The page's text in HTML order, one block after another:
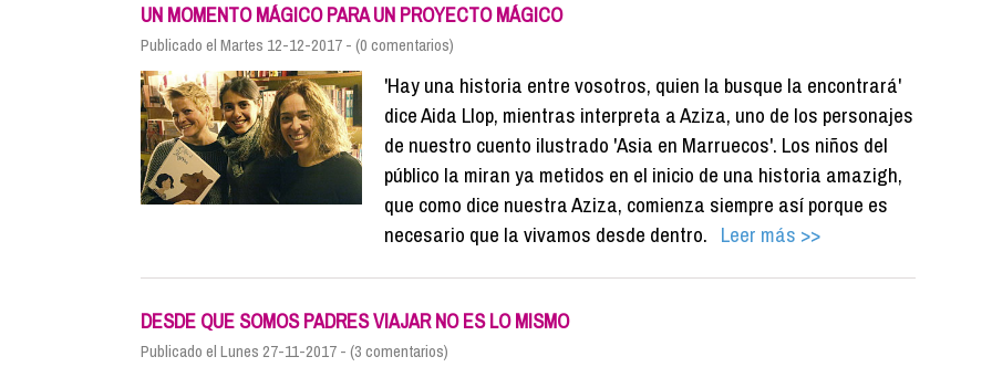
UN MOMENTO MÁGICO PARA UN PROYECTO MÁGICO
Publicado el Martes 12-12-2017 - (0 comentarios)
'Hay una historia entre vosotros, quien la busque la encontrará'
dice Aida Llop, mientras interpreta a Aziza, uno de los personajes
de nuestro cuento ilustrado 'Asia en Marruecos'. Los niños del
público la miran ya metidos en el inicio de una historia amazigh,
que como dice nuestra Aziza, comienza siempre así porque es
necesario que la vivamos desde dentro. Leer más >>
DESDE QUE SOMOS PADRES VIAJAR NO ES LO MISMO
Publicado el Lunes 27-11-2017 - (3 comentarios)